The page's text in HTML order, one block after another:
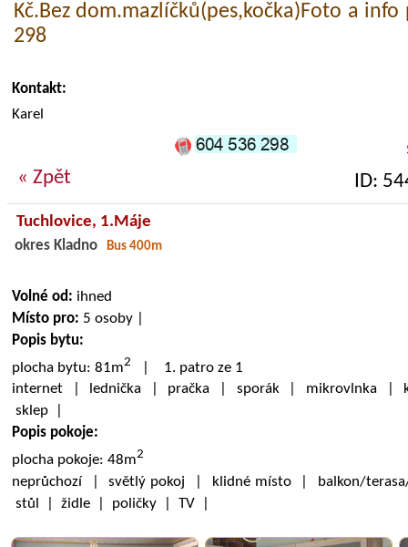
Kč.Bez dom.mazlíčků(pes,kočka)Foto a
298
Kontakt:
Karel
« Zpět
ID:
Tuchlovice, 1.Máje
okres Kladno Bus 400m
Volné od: ihned
Místo pro: 5 osoby |
Popis bytu:
plocha bytu: 81m2
| 1. patro ze 1
internet | lednička | pračka | sporák | mikrovlnka |
sklep |
Popis pokoje:
plocha pokoje: 48m2
neprůchozí | světlý pokoj | klidné místo | balkon/
stůl | židle | poličky | TV |